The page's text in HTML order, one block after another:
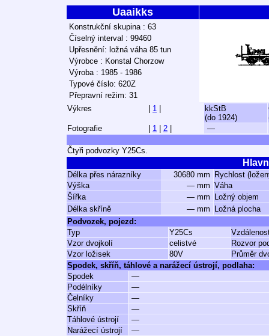
Uaaikks
Konstrukční skupina : 63
Číselný interval : 99460
Upřesnění: ložná váha 85 tun
Výrobce : Konstal Chorzow
Výroba : 1985 - 1986
Typové číslo: 620Z
Přepravní režim: 31
Výkres
1
kkStB
(do 1924)
Fotografie
1 2 —
Čtyři podvozky Y25Cs.
Délka přes nárazníky 30680 mm
Rychlost
Výška
— mm Váha
Šířka
— mm
Ložný objem
Délka skříně
— mm
Ložná plocha
Podvozek, pojezd:
Typ
Y25Cs
Vzor dvojkolí
celistvé
Rozvor
Vzor ložisek
80V
Průměr
Spodek, skříň, táhlové a narážecí ústrojí, podlaha:
Spodek
—
Podélníky
—
Čelníky
—
Skříň
—
Táhlové ústrojí
—
Narážecí ústrojí
—